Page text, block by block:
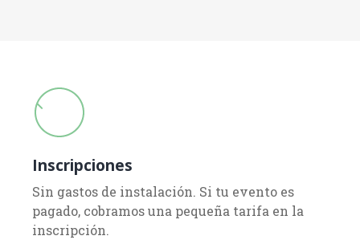
Inscripciones
Sin gastos de instalación. Si tu evento es
pagado, cobramos una pequeña tarifa en la